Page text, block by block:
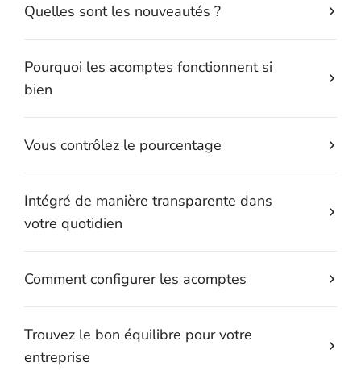
Quelles sont les nouveautés ?
Pourquoi les acomptes fonctionnent si
bien
Vous contrôlez le pourcentage
Intégré de manière transparente dans
votre quotidien
Comment configurer les acomptes
Trouvez le bon équilibre pour votre
entreprise